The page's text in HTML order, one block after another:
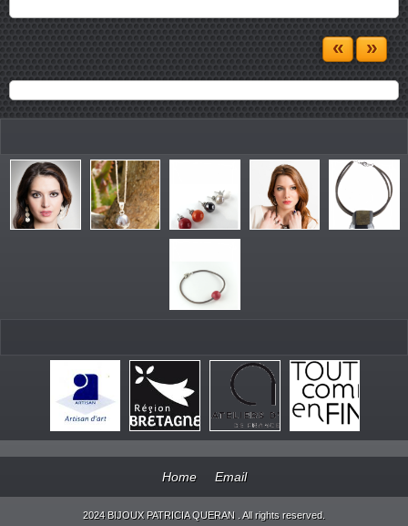
« »
Home Email
2024 BIJOUX PATRICIA QUERAN . All rights reserved.